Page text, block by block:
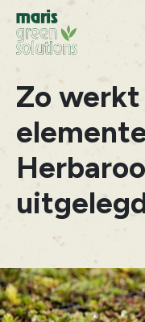
Naar inhoud
Zo